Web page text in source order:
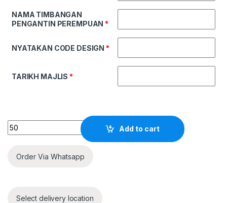
NAMA TIMBANGAN
PENGANTIN PEREMPUAN*
NYATAKAN CODE DESIGN*
TARIKH MAJLIS*
Quantity
Add to cart
Order Via Whatsapp
Select delivery location